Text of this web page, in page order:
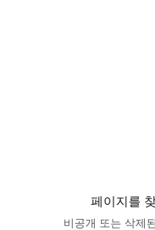
페이지를
비공개 또는 삭제